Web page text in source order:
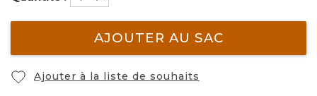
AJOUTER AU SAC
Ajouter à la liste de souhaits